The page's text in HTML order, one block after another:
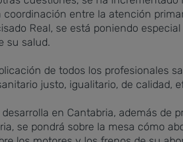
entre la atención
Real, se está poniendo
su salud.
de todos los profesionales
justo, igualitario, de calidad,
en Cantabria, además de
se pondrá sobre la mesa cómo